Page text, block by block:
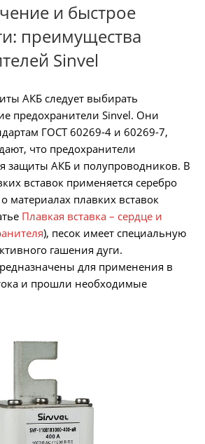
и быстрое
преимущества
Sinvel
АКБ следует выбирать
предохранители Sinvel. Они
ГОСТ 60269-4 и 60269-7,
что предохранители
защиты АКБ и полупроводников. В
вставок применяется серебро
материалах плавких вставок
Плавкая вставка – сердце и
), песок имеет специальную
гашения дуги.
для применения в
и прошли необходимые